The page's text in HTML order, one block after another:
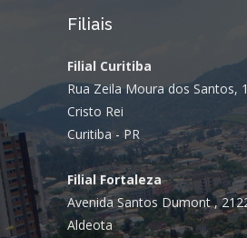
Filiais
Filial Curitiba
Rua Zeila Moura dos Santos,
Cristo Rei
Curitiba - PR
Filial Fortaleza
Avenida Santos Dumont ,
Aldeota